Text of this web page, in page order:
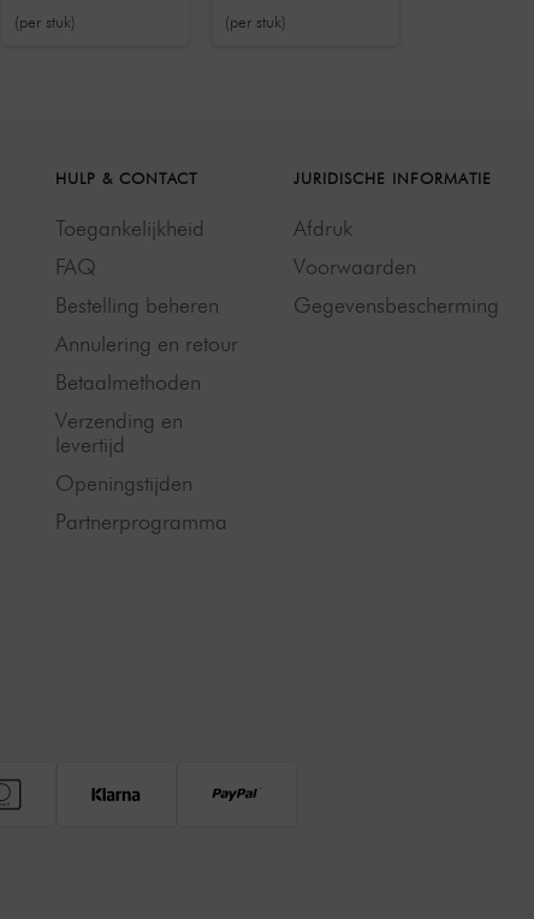
maten kwasten 13
(per stuk) (per stuk)
HULP & CONTACT
Toegankelijkheid
FAQ
Bestelling beheren
Annulering en retour
Betaalmethoden
Verzending en
levertijd
Openingstijden
Partnerprogramma
JURIDISCHE INFORMATIE
Afdruk
Voorwaarden
Gegevensbescherming